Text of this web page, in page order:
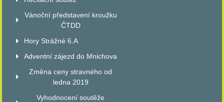
Vánoční představení kroužku
ČTDD
Hory Strážné 6.A
Adventní zájezd do Mnichova
Změna ceny stravného od
ledna 2019
Vyhodnocení soutěže